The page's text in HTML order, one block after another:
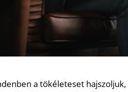
a tökéleteset hajszoljuk,